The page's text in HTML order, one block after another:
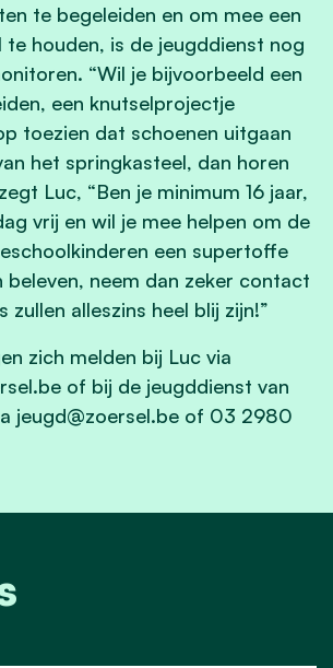
te begeleiden en om mee een
te houden, is de jeugddienst nog
“Wil je bijvoorbeeld een
een knutselprojectje
toezien dat schoenen uitgaan
het springkasteel, dan horen
Luc, “Ben je minimum 16 jaar,
vrij en wil je mee helpen om de
een supertoffe
neem dan zeker contact
zullen alleszins heel blij zijn!”
zich melden bij Luc via
of bij de jeugddienst van
jeugd@zoersel.be of 03 2980